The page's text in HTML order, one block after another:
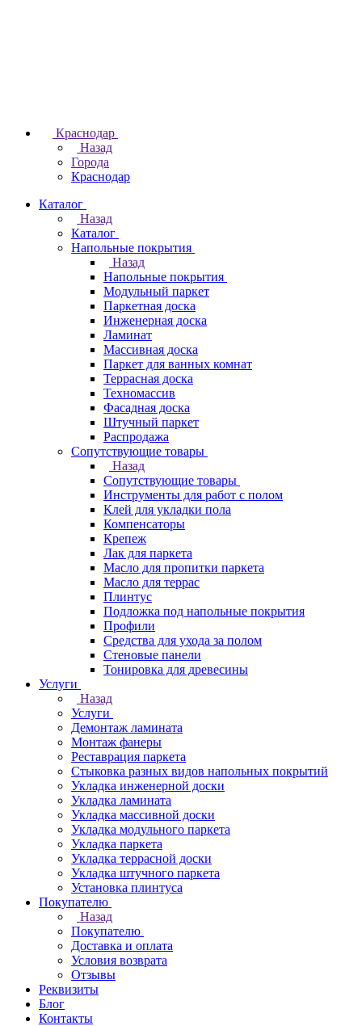
Краснодар
Назад
Города
Краснодар
Каталог
Назад
Каталог
Напольные покрытия
Назад
Напольные покрытия
Модульный паркет
Паркетная доска
Инженерная доска
Ламинат
Массивная доска
Паркет для ванных комнат
Террасная доска
Техномассив
Фасадная доска
Штучный паркет
Распродажа
Сопутствующие товары
Назад
Сопутствующие товары
Инструменты для работ с полом
Клей для укладки пола
Компенсаторы
Крепеж
Лак для паркета
Масло для пропитки паркета
Масло для террас
Плинтус
Подложка под напольные покрытия
Профили
Средства для ухода за полом
Стеновые панели
Тонировка для древесины
Услуги
Назад
Услуги
Демонтаж ламината
Монтаж фанеры
Реставрация паркета
Стыковка разных видов напольных покрытий
Укладка инженерной доски
Укладка ламината
Укладка массивной доски
Укладка модульного паркета
Укладка паркета
Укладка террасной доски
Укладка штучного паркета
Установка плинтуса
Покупателю
Назад
Покупателю
Доставка и оплата
Условия возврата
Отзывы
Реквизиты
Блог
Контакты